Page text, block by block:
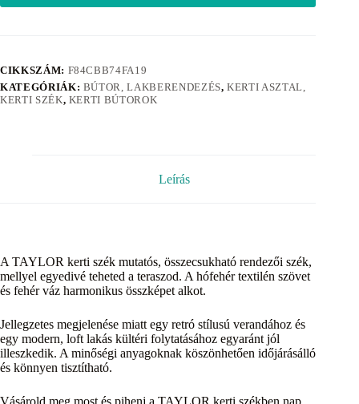
CIKKSZÁM: F84CBB74FA19
KATEGÓRIÁK: BÚTOR, LAKBERENDEZÉS,KERTI ASZTAL,
KERTI SZÉK, KERTI BÚTOROK
Leírás
A TAYLOR kerti szék mutatós, összecsukható rendezői szék,
mellyel egyedivé teheted a teraszod. A hófehér textilén szövet
és fehér váz harmonikus összképet alkot.
Jellegzetes megjelenése miatt egy retró stílusú verandához és
egy modern, loft lakás kültéri folytatásához egyaránt jól
illeszkedik. A minőségi anyagoknak köszönhetően időjárásálló
és könnyen tisztítható.